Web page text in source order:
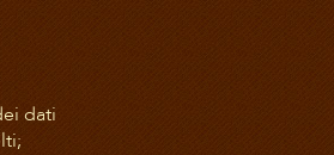
dati